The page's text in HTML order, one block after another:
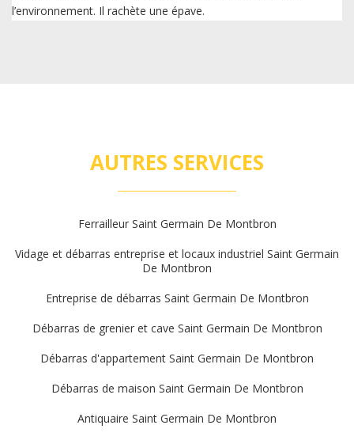
l’environnement. Il rachète une épave.
AUTRES SERVICES
Ferrailleur Saint Germain De Montbron
Vidage et débarras entreprise et locaux industriel Saint Germain
De Montbron
Entreprise de débarras Saint Germain De Montbron
Débarras de grenier et cave Saint Germain De Montbron
Débarras d'appartement Saint Germain De Montbron
Débarras de maison Saint Germain De Montbron
Antiquaire Saint Germain De Montbron